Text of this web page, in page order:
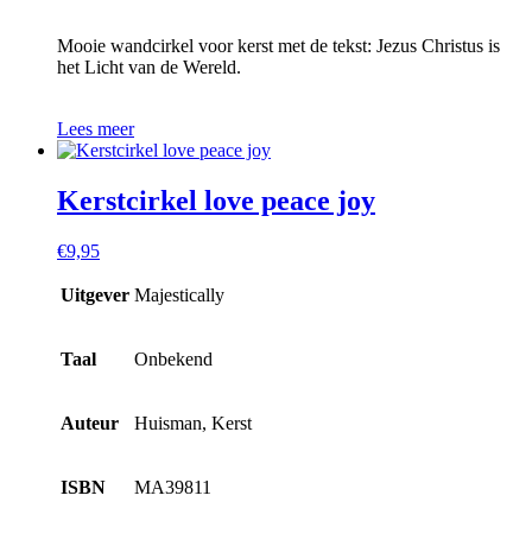
Mooie wandcirkel voor kerst met de tekst: Jezus Christus is
het Licht van de Wereld.
Lees meer
Kerstcirkel love peace joy
€9,95
Uitgever Majestically
Taal Onbekend
Auteur Huisman, Kerst
ISBN MA39811